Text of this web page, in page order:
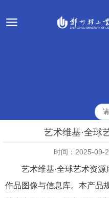
艺术维基·全球
时间：2025-09-
艺术维基·全球艺术资源
作品图像与信息库。本产品